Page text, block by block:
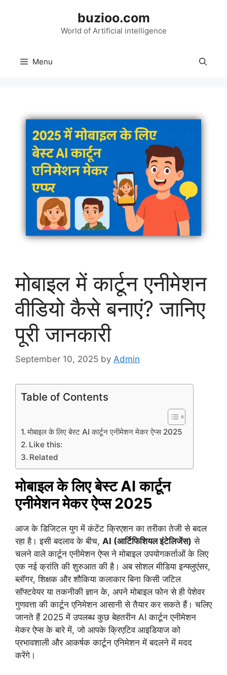
buzioo.com
World of Artificial intelligence
Menu
मोबाइल में कार्टून एनीमेशन
वीडियो कैसे बनाएं? जानिए
पूरी जानकारी
September 10, 2025 by Admin
Table of Contents
मोबाइल के लिए बेस्ट AI कार्टून एनीमेशन मेकर ऐप्स 2025
Like this:
Related
मोबाइल के लिए बेस्ट AI कार्टून
एनीमेशन मेकर ऐप्स2025
आज के डिजिटल युग में कंटेंट क्रिएशन का तरीका तेजी से बदल
रहा है। इसी बदलाव के बीच, AI (आर्टिफिशियल इंटेलिजेंस) से
चलने वाले कार्टून एनीमेशन ऐप्स ने मोबाइल उपयोगकर्ताओं के लिए
एक नई क्रांति की शुरुआत की है। अब सोशल मीडिया इन्फ्लुएंसर,
ब्लॉगर, शिक्षक और शौकिया कलाकार बिना किसी जटिल
सॉफ्टवेयर या तकनीकी ज्ञान के, अपने मोबाइल फोन से ही पेशेवर
गुणवत्ता की कार्टून एनिमेशन आसानी से तैयार कर सकते हैं। चलिए
जानते हैं 2025 में उपलब्ध कुछ बेहतरीन AI कार्टून एनीमेशन
मेकर ऐप्स के बारे में, जो आपके क्रिएटिव आइडियाज को
प्रभावशाली और आकर्षक कार्टून एनिमेशन में बदलने में मदद
करेंगे।